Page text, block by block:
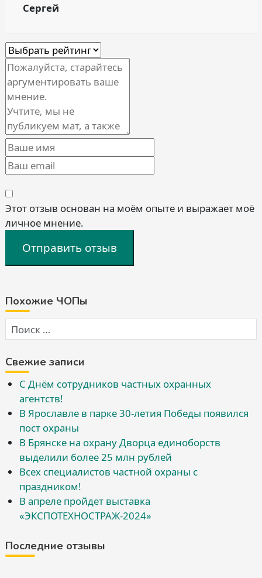
Сергей
Этот отзыв основан на моём опыте и выражает моё
личное мнение.
Отправить отзыв
Похожие ЧОПы
Свежие записи
С Днём сотрудников частных охранных
агентств!
В Ярославле в парке 30-летия Победы появился
пост охраны
В Брянске на охрану Дворца единоборств
выделили более 25 млн рублей
Всех специалистов частной охраны с
праздником!
В апреле пройдет выставка
«ЭКСПОТЕХНОСТРАЖ-2024»
Последние отзывы